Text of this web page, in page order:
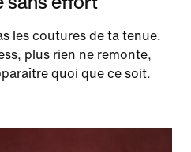
les coutures de ta tenue.
plus rien ne remonte,
quoi que ce soit.